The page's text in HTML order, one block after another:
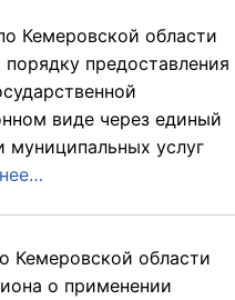
Кемеровской области
предоставления
виде через единый
муниципальных услуг
Кемеровской области
о применении